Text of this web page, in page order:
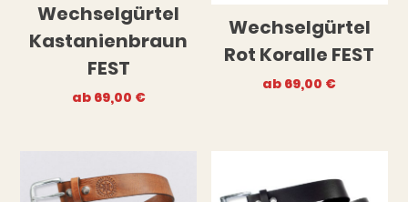
Wechselgürtel
Kastanienbraun
FEST
ab 69,00 €
Wechselgürtel
Rot Koralle FEST
ab 69,00 €